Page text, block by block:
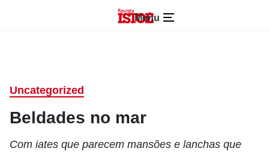
Menu
Uncategorized
Beldades no mar
Com iates que parecem mansões e lanchas que